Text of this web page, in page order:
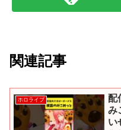
関連記事
ホロライブ
配
み
い